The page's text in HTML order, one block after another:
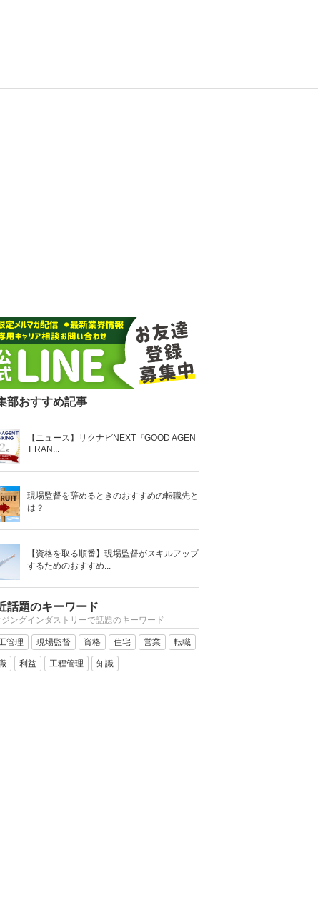
部おすすめ記事
【ニュース】リクナビNEXT『GOOD AGEN
T RAN...
現場監督を辞めるときのおすすめの転職先と
は？
【資格を取る順番】現場監督がスキルアップ
するためのおすすめ...
話題のキーワード
ングインダストリーで話題のキーワード
管理 現場監督 資格 住宅 営業 転職
利益 工程管理 知識